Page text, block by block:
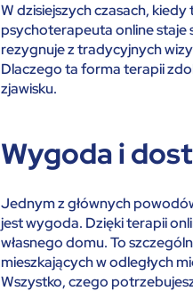
W dzisiejszych czasach,
psychoterapeuta online staje
rezygnuje z tradycyjnych
Dlaczego ta forma terapii
zjawisku.
Wygoda i
Jednym z głównych
jest wygoda. Dzięki terapii
własnego domu. To
mieszkających w odległych
Wszystko, czego